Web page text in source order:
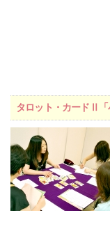
タロット・カードⅡ「